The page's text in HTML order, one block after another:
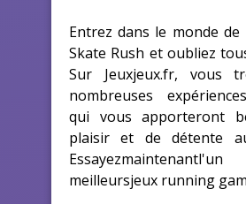
Entrez dans le monde de
Skate Rush et oubliez
Sur Jeuxjeux.fr, vous
nombreuses
qui vous apporteront
plaisir et de détente
meilleursjeux running